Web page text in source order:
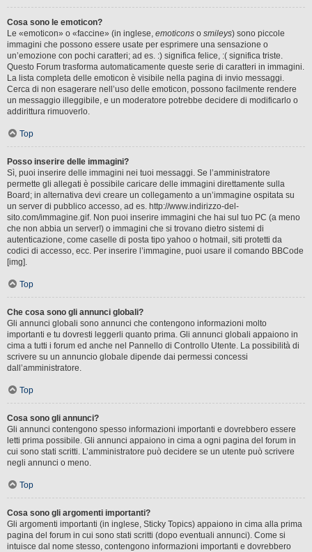
Cosa sono le emoticon?
Le «emoticon» o «faccine» (in inglese, emoticons o smileys) sono piccole
immagini che possono essere usate per esprimere una sensazione o
un’emozione con pochi caratteri; ad es. :) significa felice, :( significa triste.
Questo Forum trasforma automaticamente queste serie di caratteri in immagini.
La lista completa delle emoticon è visibile nella pagina di invio messaggi.
Cerca di non esagerare nell’uso delle emoticon, possono facilmente rendere
un messaggio illeggibile, e un moderatore potrebbe decidere di modificarlo o
addirittura rimuoverlo.
Top
Posso inserire delle immagini?
Sì, puoi inserire delle immagini nei tuoi messaggi. Se l’amministratore
permette gli allegati è possibile caricare delle immagini direttamente sulla
Board; in alternativa devi creare un collegamento a un’immagine ospitata su
un server di pubblico accesso, ad es. http://www.indirizzo-del-
sito.com/immagine.gif. Non puoi inserire immagini che hai sul tuo PC (a meno
che non abbia un server!) o immagini che si trovano dietro sistemi di
autenticazione, come caselle di posta tipo yahoo o hotmail, siti protetti da
codici di accesso, ecc. Per inserire l’immagine, puoi usare il comando BBCode
[img].
Top
Che cosa sono gli annunci globali?
Gli annunci globali sono annunci che contengono informazioni molto
importanti e tu dovresti leggerli quanto prima. Gli annunci globali appaiono in
cima a tutti i forum ed anche nel Pannello di Controllo Utente. La possibilità di
scrivere su un annuncio globale dipende dai permessi concessi
dall’amministratore.
Top
Cosa sono gli annunci?
Gli annunci contengono spesso informazioni importanti e dovrebbero essere
letti prima possibile. Gli annunci appaiono in cima a ogni pagina del forum in
cui sono stati scritti. L’amministratore può decidere se un utente può scrivere
negli annunci o meno.
Top
Cosa sono gli argomenti importanti?
Gli argomenti importanti (in inglese, Sticky Topics) appaiono in cima alla prima
pagina del forum in cui sono stati scritti (dopo eventuali annunci). Come si
intuisce dal nome stesso, contengono informazioni importanti e dovrebbero